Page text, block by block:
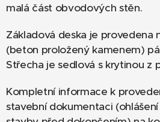
malá část obvodových stěn.
Základová deska je provedena
(beton proložený kamenem)
Střecha je sedlová s krytinou z
Kompletní informace k
stavební dokumentaci